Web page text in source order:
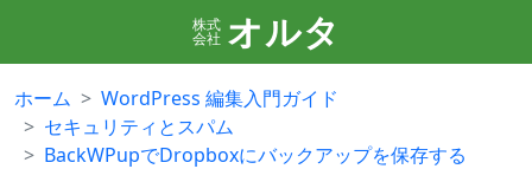
株式
会社 オルタ
ホーム
WordPress 編集入門ガイド
セキュリティとスパム
BackWPupでDropboxにバックアップを保存する